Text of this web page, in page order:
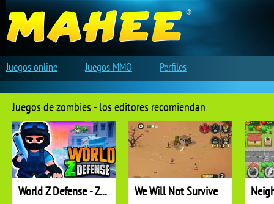
Juegos de zombies - los editores recomiendan
World Z Defense - Zombie Defense We Will Not Survive
Juegos online Juegos MMO Perfiles